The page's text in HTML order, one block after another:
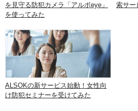
を見守る防犯カメラ「アルボeye」
を使ってみた
索サー
ALSOKの新サービス始動！女性向
け防犯セミナーを受けてみた